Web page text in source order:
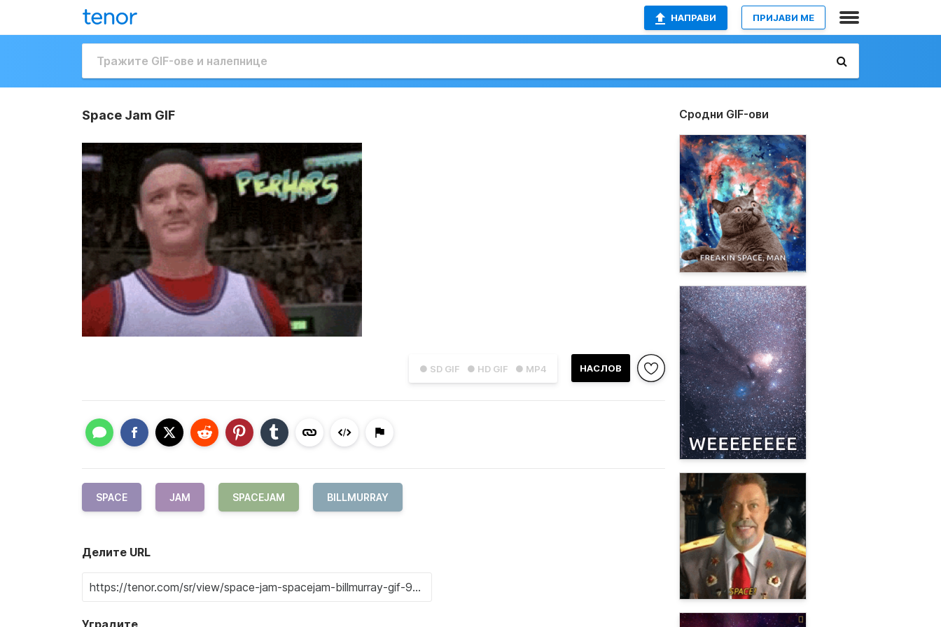
НАПРАВИ ПРИЈАВИ МЕ
Space Jam GIF
● SD GIF ● HD GIF ● MP4 НАСЛОВ
SPACE JAM SPACEJAM BILLMURRAY
Делите URL
Уградите
Сродни GIF-ови